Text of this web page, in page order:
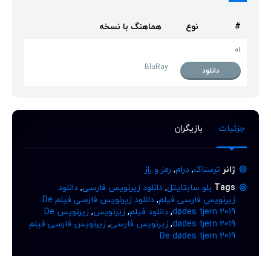
# نوع هماهنگ با نسخه
01
دانلود
BluRay
جزئیات بازیگران
ژانر ترسناک,درام, رمز و راز
Tags بلو سابتایتل,دانلود زیرنویس فارسی,دانلود
زیرنویس فارسی فیلم,
دانلود زیرنویس فارسی فیلم De
dødes tjern 2019
,دانلود فیلم,زیرنویس,
زیرنویس De
dødes tjern 2019
,زیرنویس فارسی,زیرنویس فارسی فیلم
De dødes tjern 2019